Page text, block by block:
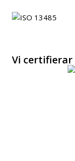
Vi certifierar